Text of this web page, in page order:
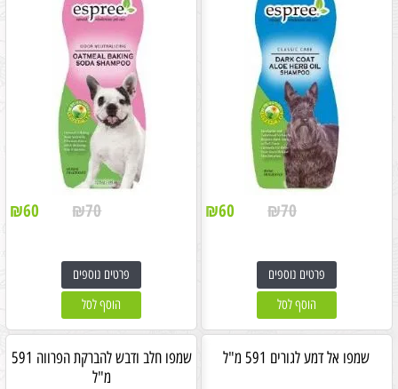
₪70
₪60
פרטים נוספים
הוסף לסל
₪70
₪60
פרטים נוספים
הוסף לסל
שמפו אל דמע לגורים 591 מ"ל
שמפו חלב ודבש להברקת הפרווה 591
מ"ל